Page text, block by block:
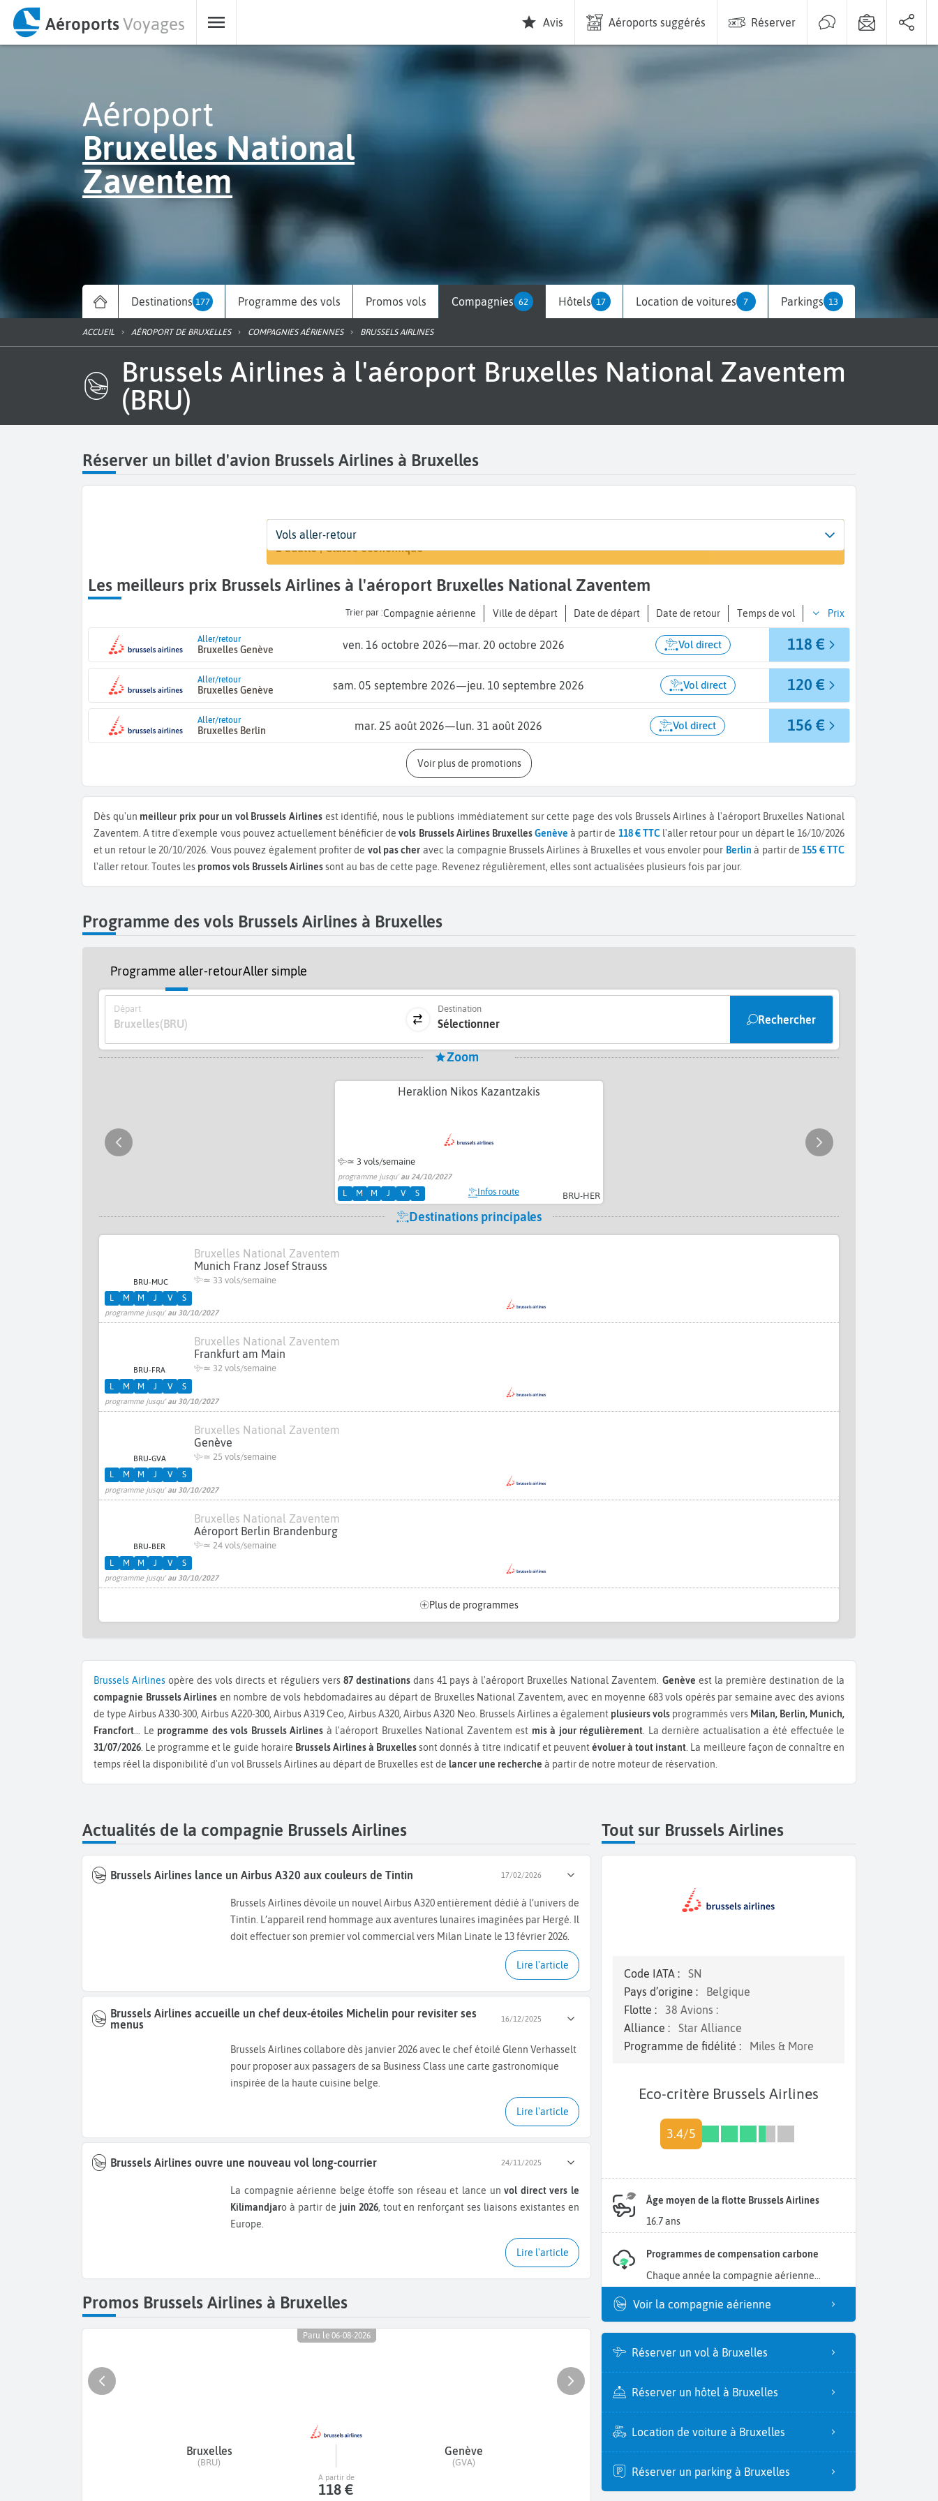
AéroportsVoyages Avis Aéroports suggérés Réserver
Aéroport
Bruxelles National
Zaventem
Destinations 177 Programme des vols Promos vols Compagnies 62 Hôtels 17 Location de voitures 7 Parkings 13
ACCUEIL AÉROPORT DE BRUXELLES COMPAGNIES AÉRIENNES BRUSSELS AIRLINES
Brussels Airlines à l'aéroport Bruxelles National Zaventem
(BRU)
Réserver un billet d'avion Brussels Airlines à Bruxelles
Départ
Bruxelles National Zaventem (BRU) A...
Dates
Dates de votre voyage
Voyageurs | Classe
1 adulte | Classe économique
Vols aller-retour
Les meilleurs prix Brussels Airlines à l'aéroport Bruxelles National Zaventem
Trier par : Compagnie aérienne Ville de départ Date de départ Date de retour Temps de vol Prix
Aller/retour
Bruxelles Genève ven. 16 octobre 2026—mar. 20 octobre 2026 Vol direct 118 €
Aller/retour
Bruxelles Genève sam. 05 septembre 2026—jeu. 10 septembre 2026 Vol direct 120 €
Aller/retour
Bruxelles Berlin mar. 25 août 2026—lun. 31 août 2026 Vol direct 156 €
Voir plus de promotions
Dès qu'un meilleur prix pour un vol Brussels Airlines est identifié, nous le publions immédiatement sur cette page des vols Brussels Airlines à l'aéroport Bruxelles National
Zaventem.A titre d'exemple vous pouvez actuellement bénéficier devols Brussels Airlines BruxellesGenève à partir de 118 € TTC l'aller retour pour un départ le 16/10/2026
et un retour le 20/10/2026. Vous pouvez également profiter de vol pas cher avec la compagnie Brussels Airlines à Bruxelles et vous envoler pour Berlin à partir de155 € TTC
l'aller retour. Toutes les promos vols Brussels Airlinessont au bas de cette page. Revenez régulièrement, elles sont actualisées plusieurs fois par jour.
Programme des vols Brussels Airlines à Bruxelles
Programme aller-retourAller simple
Départ
Bruxelles(BRU)
Destination
Sélectionner Rechercher
Zoom
BRU-HER
Heraklion Nikos Kazantzakis
≃ 3 vols/semaine
programme jusqu'au 24/10/2027
L M M J V S Infos route
Destinations principales
BRU-MUC
Bruxelles National Zaventem
Munich Franz Josef Strauss
≃ 33 vols/semaine
programme jusqu'au 30/10/2027
L M M J V S
BRU-FRA
Bruxelles National Zaventem
Frankfurt am Main
≃ 32 vols/semaine
programme jusqu'au 30/10/2027
L M M J V S
BRU-GVA
Bruxelles National Zaventem
Genève
≃ 25 vols/semaine
programme jusqu'au 30/10/2027
L M M J V S
BRU-BER
Bruxelles National Zaventem
Aéroport Berlin Brandenburg
≃ 24 vols/semaine
programme jusqu'au 30/10/2027
L M M J V S
Plus de programmes
Brussels Airlines opère des vols directs et réguliers vers 87 destinationsdans 41 pays à l'aéroport Bruxelles National Zaventem. Genève est la première destination de la
compagnie Brussels Airlines en nombre de vols hebdomadaires au départ de Bruxelles National Zaventem, avec en moyenne 683 vols opérés par semaine avec des avions
de type Airbus A330-300, Airbus A220-300, Airbus A319 Ceo, Airbus A320, Airbus A320 Neo. Brussels Airlines a également plusieurs volsprogrammés vers Milan, Berlin, Munich,
Francfort... Le programme des vols Brussels Airlines à l'aéroport Bruxelles National Zaventem est mis à jour régulièrement. La dernière actualisation a été effectuée le
31/07/2026. Le programme et le guide horaire Brussels Airlines à Bruxellessont donnés à titre indicatif et peuventévoluer à tout instant. La meilleure façon de connaître en
temps réel la disponibilité d'un vol Brussels Airlines au départ de Bruxelles est de lancer une recherche à partir de notre moteur de réservation.
Actualités de la compagnie Brussels Airlines
Brussels Airlines lance un Airbus A320 aux couleurs de Tintin 17/02/2026
Brussels Airlines dévoile un nouvel Airbus A320 entièrement dédié à l’univers de
Tintin. L’appareil rend hommage aux aventures lunaires imaginées par Hergé. Il
doit effectuer son premier vol commercial vers Milan Linate le 13 février 2026.
Lire l'article
Brussels Airlines accueille un chef deux-étoiles Michelin pour revisiter ses
menus
16/12/2025
Brussels Airlines collabore dès janvier 2026 avec le chef étoilé Glenn Verhasselt
pour proposer aux passagers de sa Business Class une carte gastronomique
inspirée de la haute cuisine belge.
Lire l'article
Brussels Airlines ouvre une nouveau vol long-courrier 24/11/2025
La compagnie aérienne belge étoffe son réseau et lance unvol direct vers le
Kilimandjaro à partir de juin 2026, tout en renforçant ses liaisons existantes en
Europe.
Lire l'article
Promos Brussels Airlines à Bruxelles
Paru le 06-08-2026
Bruxelles
(BRU)
Genève
(GVA)
A partir de
118 €
Tout sur Brussels Airlines
Code IATA :
SN
Pays d’origine :
Belgique
Flotte :
38 Avions :
Alliance :
Star Alliance
Programme de fidélité :
Miles & More
Eco-critère Brussels Airlines
3.4/5
Âge moyen de la flotte Brussels Airlines
16.7 ans
Programmes de compensation carbone
Chaque année la compagnie aérienne...
Voir la compagnie aérienne
Réserver un vol à Bruxelles
Réserver un hôtel à Bruxelles
Location de voiture à Bruxelles
Réserver un parking à Bruxelles